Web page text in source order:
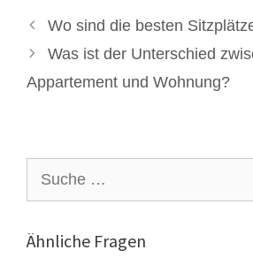
Wo sind die besten
Was ist der Unterschied
Appartement und Wohnung?
nach:
Ähnliche Fragen